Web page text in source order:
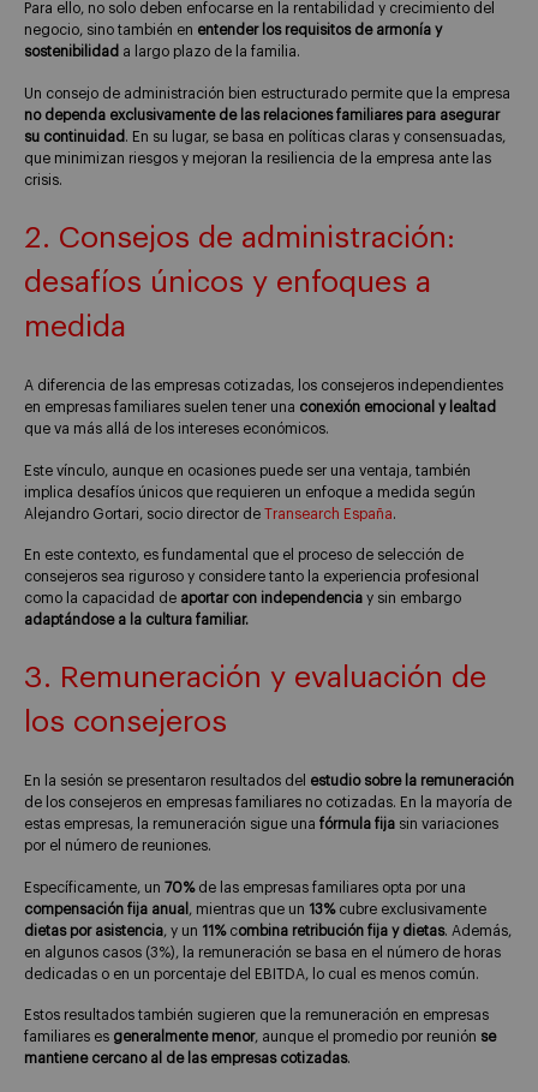
Para ello, no solo deben enfocarse en la rentabilidad y crecimiento del
negocio, sino también en entender los requisitos de armonía y
sostenibilidad a largo plazo de la familia.
Un consejo de administración bien estructurado permite que la empresa
no dependa exclusivamente de las relaciones familiares para asegurar
su continuidad . En su lugar, se basa en políticas claras y consensuadas,
que minimizan riesgos y mejoran la resiliencia de la empresa ante las
crisis.
2. Consejos de administración:
desafíos únicos y enfoques a
medida
A diferencia de las empresas cotizadas, los consejeros independientes
en empresas familiares suelen tener una conexión emocional y lealtad
que va más allá de los intereses económicos.
Este vínculo, aunque en ocasiones puede ser una ventaja, también
implica desafíos únicos que requieren un enfoque a medida según
Alejandro Gortari, socio director de Transearch España.
En este contexto, es fundamental que el proceso de selección de
consejeros sea riguroso y considere tanto la experiencia profesional
como la capacidad de aportar con independencia y sin embargo
adaptándose a la cultura familiar.
3. Remuneración y evaluación de
los consejeros
En la sesión se presentaron resultados del estudio sobre la remuneración
de los consejeros en empresas familiares no cotizadas. En la mayoría de
estas empresas, la remuneración sigue una fórmula fija sin variaciones
por el número de reuniones.
Específicamente, un 70%de las empresas familiares opta por una
compensación fija anual , mientras que un 13% cubre exclusivamente
dietas por asistencia, y un 11%combina retribución fija y dietas. Además,
en algunos casos (3%), la remuneración se basa en el número de horas
dedicadas o en un porcentaje del EBITDA, lo cual es menos común.
Estos resultados también sugieren que la remuneración en empresas
familiares es generalmente menor, aunque el promedio por reunión se
mantiene cercano al de las empresas cotizadas.